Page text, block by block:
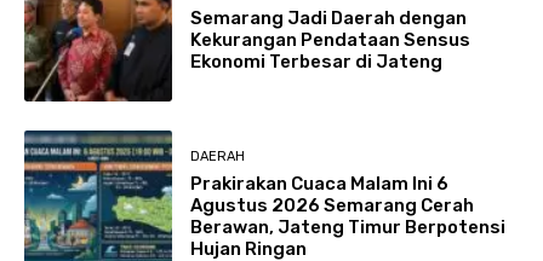
Semarang Jadi Daerah dengan
Kekurangan Pendataan Sensus
Ekonomi Terbesar di Jateng
DAERAH
Prakirakan Cuaca Malam Ini 6
Agustus 2026 Semarang Cerah
Berawan, Jateng Timur Berpotensi
Hujan Ringan